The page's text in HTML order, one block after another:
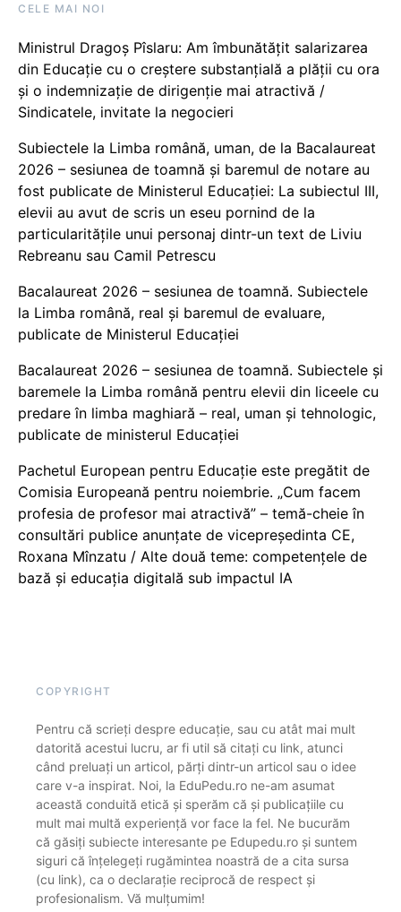
CELE MAI NOI
Ministrul Dragoș Pîslaru: Am îmbunătățit salarizarea
din Educație cu o creștere substanțială a plății cu ora
și o indemnizație de dirigenție mai atractivă /
Sindicatele, invitate la negocieri
Subiectele la Limba română, uman, de la Bacalaureat
2026 – sesiunea de toamnă și baremul de notare au
fost publicate de Ministerul Educației: La subiectul III,
elevii au avut de scris un eseu pornind de la
particularitățile unui personaj dintr-un text de Liviu
Rebreanu sau Camil Petrescu
Bacalaureat 2026 – sesiunea de toamnă. Subiectele
la Limba română, real și baremul de evaluare,
publicate de Ministerul Educației
Bacalaureat 2026 – sesiunea de toamnă. Subiectele și
baremele la Limba română pentru elevii din liceele cu
predare în limba maghiară – real, uman și tehnologic,
publicate de ministerul Educației
Pachetul European pentru Educație este pregătit de
Comisia Europeană pentru noiembrie. „Cum facem
profesia de profesor mai atractivă” – temă-cheie în
consultări publice anunțate de vicepreședinta CE,
Roxana Mînzatu / Alte două teme: competențele de
bază și educația digitală sub impactul IA
COPYRIGHT
Pentru că scrieți despre educație, sau cu atât mai mult
datorită acestui lucru, ar fi util să citați cu link, atunci
când preluați un articol, părți dintr-un articol sau o idee
care v-a inspirat. Noi, la EduPedu.ro ne-am asumat
această conduită etică și sperăm că și publicațiile cu
mult mai multă experiență vor face la fel. Ne bucurăm
că găsiți subiecte interesante pe Edupedu.ro și suntem
siguri că înțelegeți rugămintea noastră de a cita sursa
(cu link), ca o declarație reciprocă de respect și
profesionalism. Vă mulțumim!